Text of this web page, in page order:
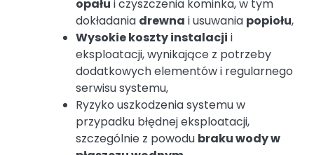
opału i czyszczenia kominka, w tym
dokładania drewna i usuwania popiołu,
Wysokie koszty instalacji i
eksploatacji, wynikające z potrzeby
dodatkowych elementów i regularnego
serwisu systemu,
Ryzyko uszkodzenia systemu w
przypadku błędnej eksploatacji,
szczególnie z powodu braku wody w